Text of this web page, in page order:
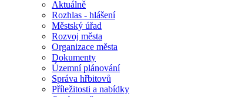
Aktuálně
Rozhlas - hlášení
Městský úřad
Rozvoj města
Organizace města
Dokumenty
Územní plánování
Správa hřbitovů
Příležitosti a nabídky